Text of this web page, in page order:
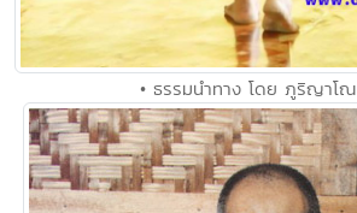
• ธรรมนำทาง โดย ภูริญาโ